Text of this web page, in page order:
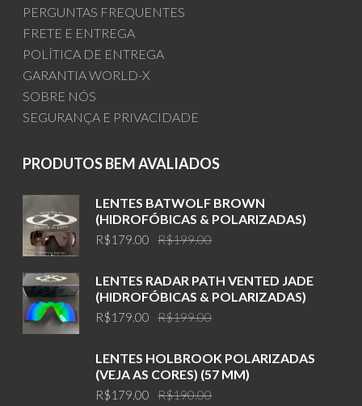
PERGUNTAS FREQUENTES
FRETE E ENTREGA
POLÍTICA DE ENTREGA
GARANTIA WORLD-X
SOBRE NÓS
SEGURANÇA E PRIVACIDADE
PRODUTOS BEM AVALIADOS
LENTES BATWOLF BROWN
(HIDROFÓBICAS & POLARIZADAS)
R$199.00
was:
R$199.00.
R$179.00
is:
R$179.00.
LENTES RADAR PATH VENTED JADE
(HIDROFÓBICAS & POLARIZADAS)
R$199.00
was:
R$199.00.
R$179.00
is:
R$179.00.
LENTES HOLBROOK POLARIZADAS
(VEJA AS CORES) (57 MM)
R$190.00
R$179.00